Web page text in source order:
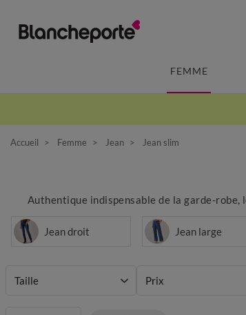
FEMME
Accueil Femme Jean Jean slim
Authentique indispensable de la garde-robe,
Jean droit Jean large
Taille Prix